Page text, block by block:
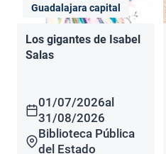
Guadalajara capital
Los gigantes de Isabel
Salas
01/07/2026al
31/08/2026
Biblioteca Pública
del Estado